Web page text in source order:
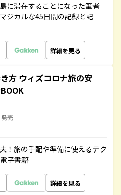
に滞在することになった筆者
ジカルな45日間の記録と記
詳細を見る
方 ウィズコロナ旅の安
売
！旅の手配や準備に使えるテク
子書籍
詳細を見る